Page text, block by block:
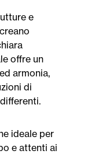
e
offre un
armonia,
di
ideale per
e attenti ai